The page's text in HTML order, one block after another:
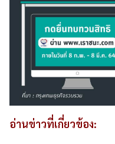
อ่านข่าวที่เกี่ยวข้อง: